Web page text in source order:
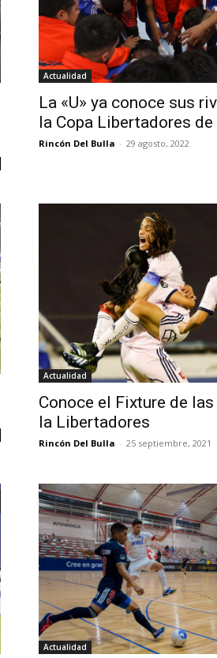
Actualidad
La «U» ya conoce sus
la Copa Libertadores de
Rincón Del Bulla - 29 agosto, 2022
Actualidad
Conoce el Fixture de
la Libertadores
Rincón Del Bulla - 25 septiembre, 2021
Actualidad